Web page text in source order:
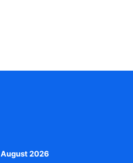
August 2026